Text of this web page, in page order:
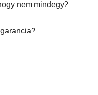
nem mindegy?